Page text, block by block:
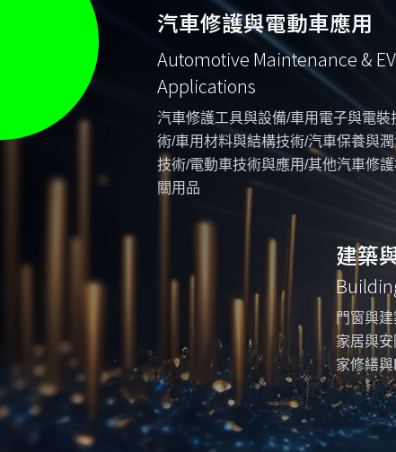
汽車修護與電動車應用
Automotive Maintenance & EV
Applications
汽車修護工具與設備/車用電子與電裝
術/車用材料與結構技術/汽車保養與
技術/電動車技術與應用/其他汽車修
關用品
建築
門窗與
家居與
家修繕